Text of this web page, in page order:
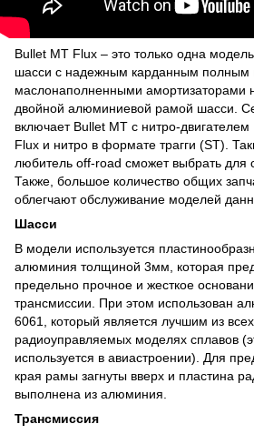
Bullet MT Flux – это только одна
шасси с надежным карданным полным
маслонаполненными амортизаторами
двойной алюминиевой рамой шасси.
включает Bullet MT с нитро-
Flux и нитро в формате трагги (ST).
любитель off-road сможет выбрать для
Также, большое количество общих
облегчают обслуживание моделей
Шасси
В модели используется
алюминия толщиной 3мм, которая
предельно прочное и жесткое
трансмиссии. При этом использован
6061, который является лучшим из
радиоуправляемых моделях сплавов
используется в авиастроении). Для
края рамы загнуты вверх и пластина
выполнена из алюминия.
Трансмиссия